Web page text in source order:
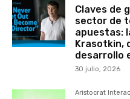
Claves de
sector de
apuestas:
Krasotkin,
desarrollo
30 julio, 2026
Aristocrat